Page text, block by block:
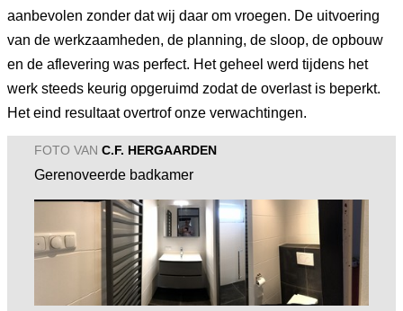
aanbevolen zonder dat wij daar om vroegen. De uitvoering
van de werkzaamheden, de planning, de sloop, de opbouw
en de aflevering was perfect. Het geheel werd tijdens het
werk steeds keurig opgeruimd zodat de overlast is beperkt.
Het eind resultaat overtrof onze verwachtingen.
FOTO VAN C.F. HERGAARDEN
Gerenoveerde badkamer